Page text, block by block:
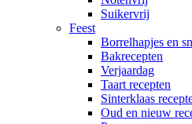
Suikervrij
Feest
Borrelhapjes en
Bakrecepten
Verjaardag
Taart recepten
Sinterklaas
Oud en nieuw